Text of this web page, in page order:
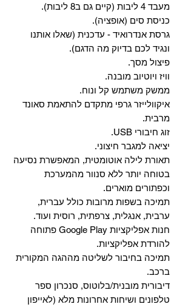
מעבד 4 ליבות (קיים גם ב8 ליבות).
כניסת סים (אופציה).
גרסת אנדרואיד - עדכנית (שאלו אותנו
ונגיד לכם בדיוק מה הדגם).
פיצול מסך.
וויז ויוטיוב מובנה.
ממשק משתמש קל ונוח.
איקוולייזר גרפי מתקדם להתאמת סאונד
מרבית.
זוג חיבורי USB.
יציאה למגבר חיצוני.
תאורת לילה אוטומטית, המאפשרת נסיעה
בטוחה יותר ללא סנוור מהמערכת
וכפתורים מוארים.
תמיכה בשפות מרובות כולל עברית,
ערבית, אנגלית, צרפתית, רוסית ועוד.
‏חנות אפליקציות Google Play פתוחה
להורדת אפליקציות.
‏תמיכה בחיבור לשליטה מההגה המקורית
ברכב.
‏דיבורית מובנית/בלוטוס, ‏סנכרון ספר
טלפונים ושיחות אחרונות מלא (לאייפון